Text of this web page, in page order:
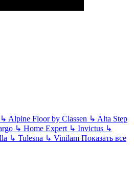
↳ Alpine Floor by Classen ↳ Alta Step
↳ Home Expert ↳ Invictus ↳
↳ Tulesna ↳ Vinilam Показать все